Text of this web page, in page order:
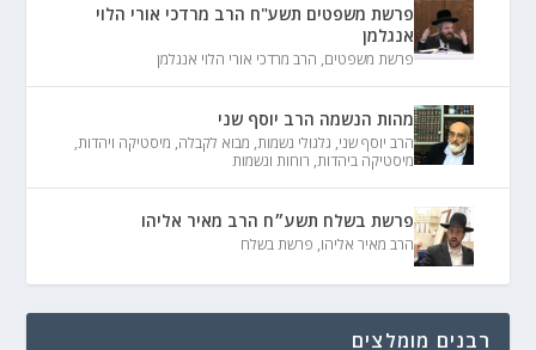
פרשת משפטים תשע"ח הרב מרדכי אורי הלוי
אנגלמן
פרשת משפטים, הרב מרדכי אורי הלוי אנגלמן
מהות הנשמה הרב יוסף שני
הרב יוסף שני, גלגולי נשמות, מבוא לקבלה, מיסטיקה ויהדות,
מיסטיקה ביהדות, רוחות ונשמות
פרשת בשלח תשע״ח הרב מאיר אליהו
הרב מאיר אליהו, פרשת בשלח
רבנים מומלצים